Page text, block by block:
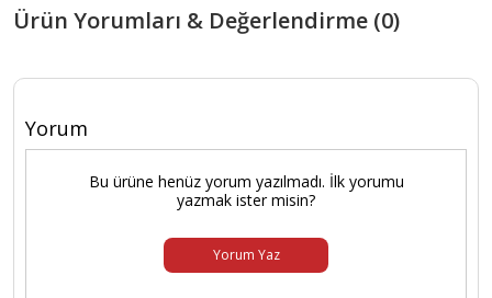
Ürün Yorumları & Değerlendirme (0)
Yorum
Bu ürüne henüz yorum yazılmadı. İlk yorumu
yazmak ister misin?
Yorum Yaz